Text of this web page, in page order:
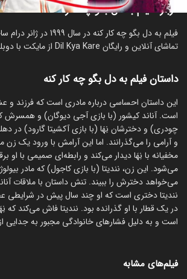
درباره فیلم به دل بگو چه کار کنه
فیلم به دل بگو چه کار کنه در
تماشای آنلاین و رایگان Dil Kya Kare از مایکت با دوبله بدون نیاز به دانلود.
داستان فیلم به دل بگو چه کار کنه
این داستان احساسی درباره مادری است که فرزند و
است. آناند کیشور (با بازی آجی دیوگان) و همسرش
چودری) و دخترشان نِهَا (با بازی آکشیتا گارود) در
و آرامی را می‌گذرانند. اما این آرامش با ورود یک زن
مخفیانه با نِهَا دیدار می‌کند و رابطه‌ای صمیمی با او
می‌شود. این زن، نندیتا (با بازی کاجول) که مادر
می‌خواهد دخترش را ببیند. تنش داستان با ملاقات
نندیتا دختری است که او چند سال پیش در
در یک قطار با او گذرانده بود. نندیتا فاش می‌کند که
است و به دلیل فشارهای خانوادگی مجبور به جدایی
فیلم‌های مشابه